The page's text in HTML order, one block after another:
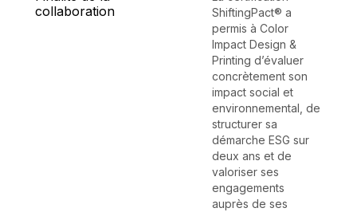
collaboration
ShiftingPact® a
permis à Color
Impact Design &
Printing d’évaluer
concrètement son
impact social et
environnemental, de
structurer sa
démarche ESG sur
deux ans et de
valoriser ses
engagements
auprès de ses